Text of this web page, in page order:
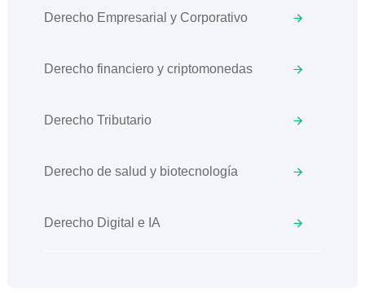
Derecho Empresarial y Corporativo
Derecho financiero y criptomonedas
Derecho Tributario
Derecho de salud y biotecnología
Derecho Digital e IA